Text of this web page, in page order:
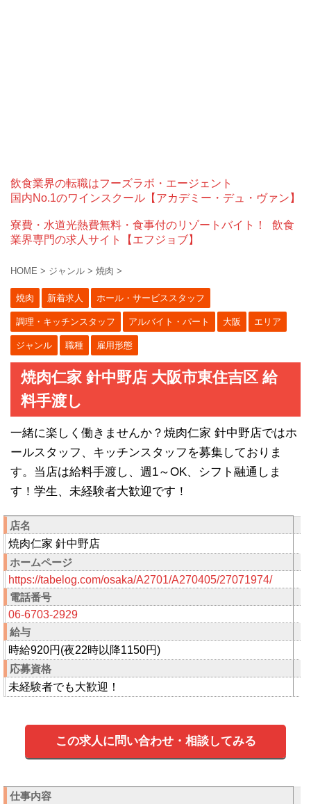
飲食業界の転職はフーズラボ・エージェント
国内No.1のワインスクール【アカデミー・デュ・ヴァン】
寮費・水道光熱費無料・食事付のリゾートバイト！
飲食
業界専門の求人サイト【エフジョブ】
HOME > ジャンル > 焼肉 >
焼肉 新着求人 ホール・サービススタッフ
調理・キッチンスタッフ アルバイト・パート 大阪 エリア
ジャンル 職種 雇用形態
焼肉仁家 針中野店 大阪市東住吉区 給
料手渡し
一緒に楽しく働きませんか？焼肉仁家 針中野店ではホ
ールスタッフ、キッチンスタッフを募集しておりま
す。当店は給料手渡し、週1～OK、シフト融通しま
す！学生、未経験者大歓迎です！
店名
焼肉仁家 針中野店
ホームページ
https://tabelog.com/osaka/A2701/A270405/27071974/
電話番号
06-6703-2929
給与
時給920円(夜22時以降1150円)
応募資格
未経験者でも大歓迎！
この求人に問い合わせ・相談してみる
仕事内容